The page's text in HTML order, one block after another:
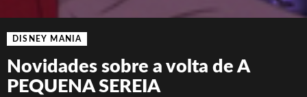
DISNEY MANIA
Novidades sobre a volta de A
PEQUENA SEREIA